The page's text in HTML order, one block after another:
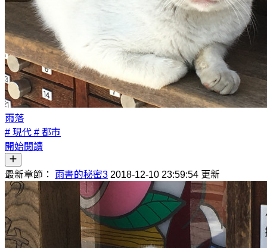
雨落
# 現代 # 都市
開始閱讀
最新章節： 雨書的秘密3 2018-12-10 23:59:54 更新